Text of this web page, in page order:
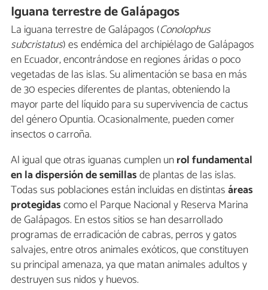
Iguana terrestre de Galápagos
La iguana terrestre de Galápagos (Conolophus
subcristatus) es endémica del archipiélago de Galápagos
en Ecuador, encontrándose en regiones áridas o poco
vegetadas de las islas. Su alimentación se basa en más
de 30 especies diferentes de plantas, obteniendo la
mayor parte del líquido para su supervivencia de cactus
del género Opuntia. Ocasionalmente, pueden comer
insectos o carroña.
Al igual que otras iguanas cumplen unrol fundamental
en la dispersión de semillasde plantas de las islas.
Todas sus poblaciones están incluidas en distintasáreas
protegidascomo el Parque Nacional y Reserva Marina
de Galápagos. En estos sitios se han desarrollado
programas de erradicación de cabras, perros y gatos
salvajes, entre otros animales exóticos, que constituyen
su principal amenaza, ya que matan animales adultos y
destruyen sus nidos y huevos.